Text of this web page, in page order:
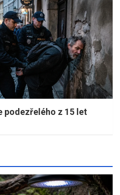
podezřelého z 15 let